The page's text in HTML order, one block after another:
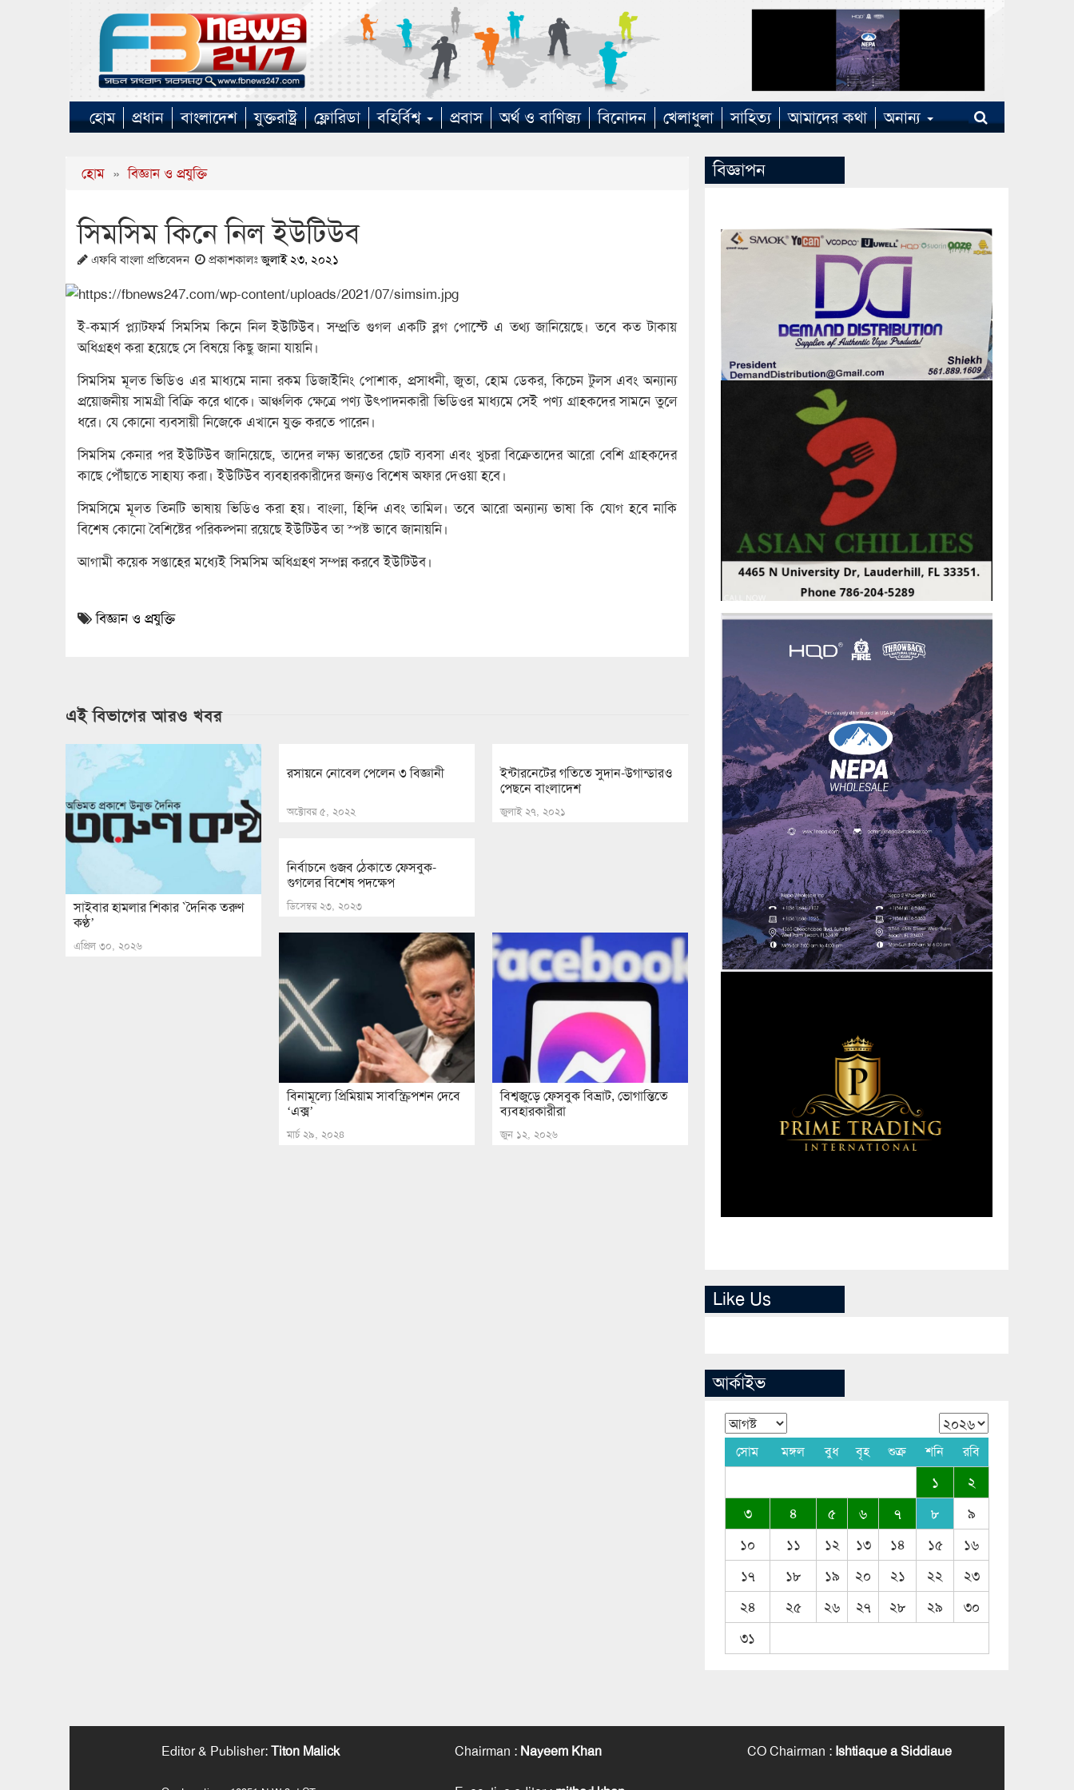
হোম প্রধান বাংলাদেশ যুক্তরাষ্ট্র ফ্লোরিডা বহির্বিশ্ব প্রবাস অর্থ ও বাণিজ্য বিনোদন খেলাধুলা সাহিত্য আমাদের কথা অনান্য
হোম » বিজ্ঞান ও প্রযুক্তি
সিমসিম কিনে নিল ইউটিউব
এফবি বাংলা প্রতিবেদন প্রকাশকালঃজুলাই ২৩, ২০২১
ই-কমার্স প্ল্যাটফর্ম সিমসিম কিনে নিল ইউটিউব। সম্প্রতি গুগল একটি ব্লগ পোস্টে এ তথ্য জানিয়েছে। তবে কত টাকায়
অধিগ্রহণ করা হয়েছে সে বিষয়ে কিছু জানা যায়নি।
সিমসিম মূলত ভিডিও এর মাধ্যমে নানা রকম ডিজাইনিং পোশাক, প্রসাধনী, জুতা, হোম ডেকর, কিচেন টুলস এবং অন্যান্য
প্রয়োজনীয় সামগ্রী বিক্রি করে থাকে। আঞ্চলিক ক্ষেত্রে পণ্য উৎপাদনকারী ভিডিওর মাধ্যমে সেই পণ্য গ্রাহকদের সামনে তুলে
ধরে। যে কোনো ব্যবসায়ী নিজেকে এখানে যুক্ত করতে পারেন।
সিমসিম কেনার পর ইউটিউব জানিয়েছে, তাদের লক্ষ্য ভারতের ছোট ব্যবসা এবং খুচরা বিক্রেতাদের আরো বেশি গ্রাহকদের
কাছে পৌঁছাতে সাহায্য করা। ইউটিউব ব্যবহারকারীদের জন্যও বিশেষ অফার দেওয়া হবে।
সিমসিমে মূলত তিনটি ভাষায় ভিডিও করা হয়। বাংলা, হিন্দি এবং তামিল। তবে আরো অন্যান্য ভাষা কি যোগ হবে নাকি
বিশেষ কোনো বৈশিষ্টের পরিকল্পনা রয়েছে ইউটিউব তা স্পষ্ট ভাবে জানায়নি।
আগামী কয়েক সপ্তাহের মধ্যেই সিমসিম অধিগ্রহণ সম্পন্ন করবে ইউটিউব।
বিজ্ঞান ও প্রযুক্তি
এই বিভাগের আরও খবর
সাইবার হামলার শিকার ‌`দৈনিক তরুণ
কণ্ঠ’
এপ্রিল ৩০, ২০২৬
রসায়নে নোবেল পেলেন ৩ বিজ্ঞানী
অক্টোবর ৫, ২০২২
ইন্টারনেটের গতিতে সুদান-উগান্ডারও
পেছনে বাংলাদেশ
জুলাই ২৭, ২০২১
নির্বাচনে গুজব ঠেকাতে ফেসবুক-
গুগলের বিশেষ পদক্ষেপ
ডিসেম্বর ২৩, ২০২৩
বিনামূল্যে প্রিমিয়াম সাবস্ক্রিপশন দেবে
‘এক্স’
মার্চ ২৯, ২০২৪
বিশ্বজুড়ে ফেসবুক বিভ্রাট, ভোগান্তিতে
ব্যবহারকারীরা
জুন ১২, ২০২৬
বিজ্ঞাপন
Like Us
আর্কাইভ
সোম মঙ্গল বুধ বৃহ শুক্র শনি রবি
১
২
৩
৪ ৫ ৬ ৭ ৮
৯
১০
১১ ১২ ১৩ ১৪ ১৫
১৬
১৭
১৮ ১৯ ২০ ২১ ২২
২৩
২৪
২৫ ২৬ ২৭ ২৮ ২৯
৩০
৩১
Editor & Publisher:Titon Malick Chairman : Nayeem Khan CO Chairman : Ishtiaque a Siddiaue